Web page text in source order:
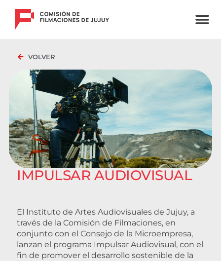
VOLVER
IMPULSAR AUDIOVISUAL
El Instituto de Artes Audiovisuales de Jujuy, a
través de la Comisión de Filmaciones, en
conjunto con el Consejo de la Microempresa,
lanzan el programa Impulsar Audiovisual, con el
fin de promover el desarrollo sostenible de la